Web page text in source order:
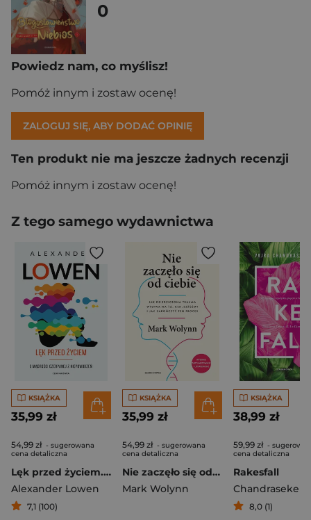
0
Powiedz nam, co myślisz!
Pomóż innym i zostaw ocenę!
ZALOGUJ SIĘ, ABY DODAĆ OPINIĘ
Ten produkt nie ma jeszcze żadnych recenzji
Pomóż innym i zostaw ocenę!
Z tego samego wydawnictwa
KSIĄŻKA
35,99 zł
54,99 zł - sugerowana
cena detaliczna
Lęk przed życiem. O mądrości czerpanej z niepowodzeń
Alexander Lowen
7,1 (100)
KSIĄŻKA
35,99 zł
54,99 zł - sugerowana
cena detaliczna
Nie zaczęło się od ciebie
Mark Wolynn
KSIĄŻKA
38,99 zł
59,99 zł -
cena detaliczna
Rakesfall
8,0 (1)